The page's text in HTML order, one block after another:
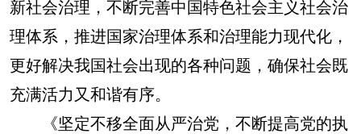
新社会治理，不断完善中国特色社会主义社会治
理体系，推进国家治理体系和治理能力现代化，
更好解决我国社会出现的各种问题，确保社会既
充满活力又和谐有序。
《坚定不移全面从严治党，不断提高党的执